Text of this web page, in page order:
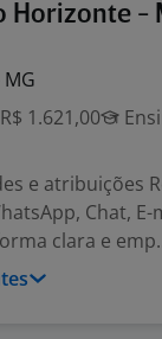
Horizonte -
1.621,00
e atribuições
Chat,
clara e